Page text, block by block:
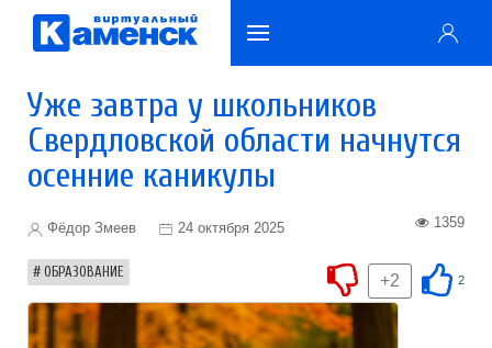
Уже завтра у школьников
Свердловской области начнутся
осенние каникулы
Фёдор Змеев 24 октября 2025 1359
ОБРАЗОВАНИЕ 2
+2